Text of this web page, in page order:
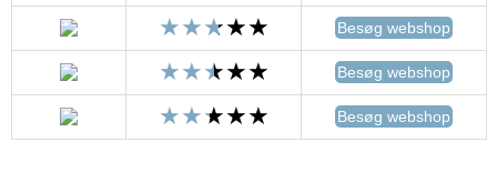
Besøg webshop
Besøg webshop
Besøg webshop